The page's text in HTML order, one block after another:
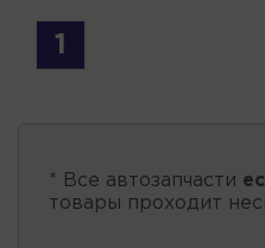
1
* Все автозапчасти
товары проходит